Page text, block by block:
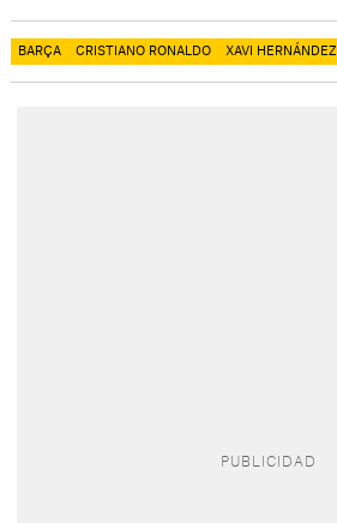
BARÇA CRISTIANO RONALDO XAVI HERNÁNDEZ